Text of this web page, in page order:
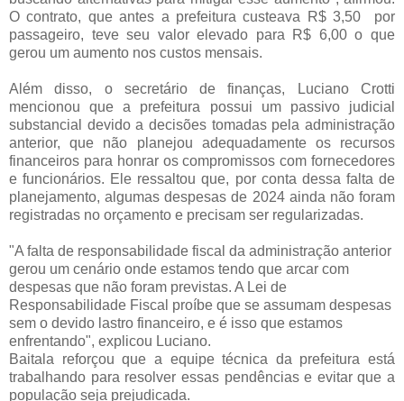
O contrato, que antes a prefeitura custeava R$ 3,50 por
passageiro, teve seu valor elevado para R$ 6,00 o que
gerou um aumento nos custos mensais.
Além disso, o secretário de finanças, Luciano Crotti
mencionou que a prefeitura possui um passivo judicial
substancial devido a decisões tomadas pela administração
anterior, que não planejou adequadamente os recursos
financeiros para honrar os compromissos com fornecedores
e funcionários. Ele ressaltou que, por conta dessa falta de
planejamento, algumas despesas de 2024 ainda não foram
registradas no orçamento e precisam ser regularizadas.
"A falta de responsabilidade fiscal da administração anterior
gerou um cenário onde estamos tendo que arcar com
despesas que não foram previstas. A Lei de
Responsabilidade Fiscal proíbe que se assumam despesas
sem o devido lastro financeiro, e é isso que estamos
enfrentando", explicou Luciano.
Baitala reforçou que a equipe técnica da prefeitura está
trabalhando para resolver essas pendências e evitar que a
população seja prejudicada.